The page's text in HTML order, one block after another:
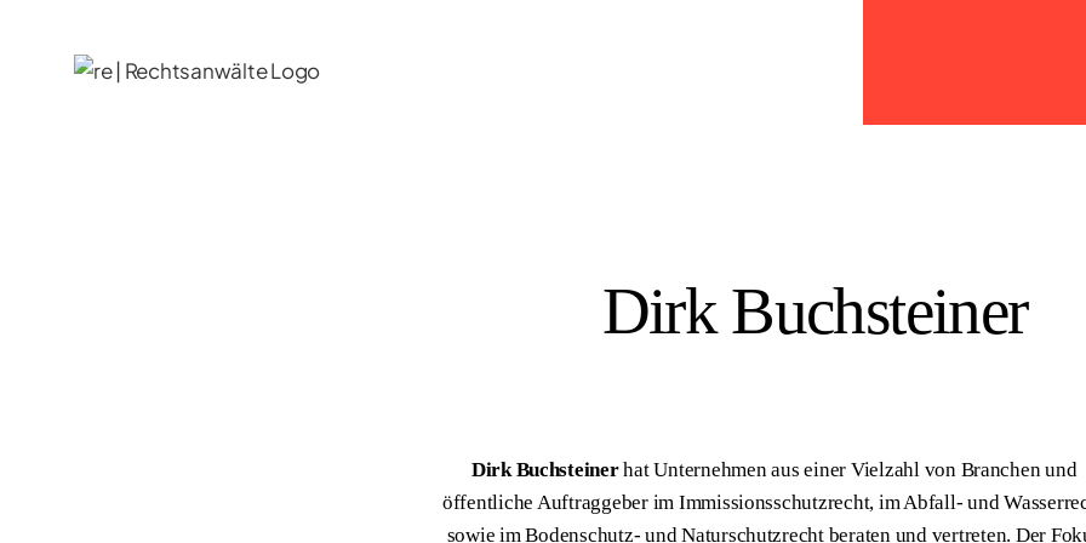
springen
Dirk Buchsteiner
Dirk Buchsteinerhat Unternehmen aus einer Vielzahl von Branchen und
öffentliche Auftraggeber im Immissionsschutzrecht, im Abfall- und
sowie im Bodenschutz- und Naturschutzrecht beraten und vertreten. Der